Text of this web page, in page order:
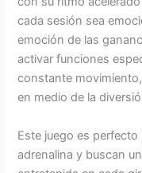
cada sesión sea
emoción de las
activar funciones
constante
en medio de la
Este juego es
adrenalina y buscan